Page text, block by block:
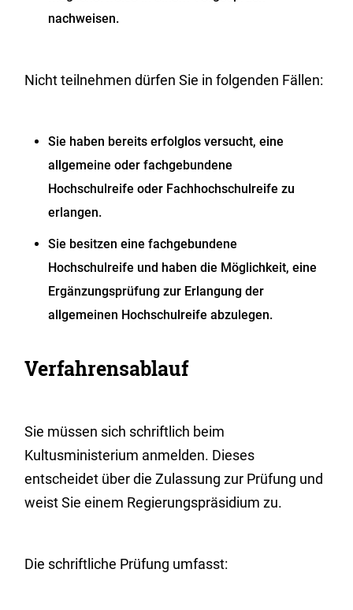
nachweisen.
Nicht teilnehmen dürfen Sie in folgenden Fällen:
Sie haben bereits erfolglos versucht, eine
allgemeine oder fachgebundene
Hochschulreife oder Fachhochschulreife zu
erlangen.
Sie besitzen eine fachgebundene
Hochschulreife und haben die Möglichkeit, eine
Ergänzungsprüfung zur Erlangung der
allgemeinen Hochschulreife abzulegen.
Verfahrensablauf
Sie müssen sich schriftlich beim
Kultusministerium anmelden. Dieses
entscheidet über die Zulassung zur Prüfung und
weist Sie einem Regierungspräsidium zu.
Die schriftliche Prüfung umfasst: